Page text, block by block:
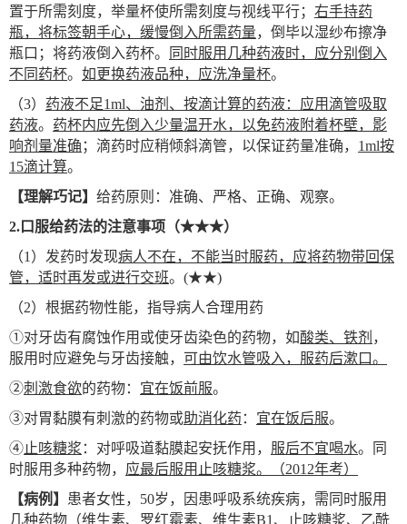
置于所需刻度，举量杯使所需刻度与视线平行； 右手持药
瓶，将标签朝手心，缓慢倒入所需药量，倒毕以湿纱布擦净
瓶口；将药液倒入药杯。
同时服用几种药液时，应分别倒入
不同药杯。 如更换药液品种，应洗净量杯。
（3） 药液不足1ml、油剂、按滴计算的药液：应用滴管吸取
药液。 药杯内应先倒入少量温开水，以免药液附着杯壁，影
响剂量准确 ；滴药时应稍倾斜滴管，以保证药量准确， 1ml按
15滴计算。
【理解巧记】 给药原则：准确、严格、正确、观察。
2. 口服给药法的注意事项（★★★）
（1） 发药时发现病人不在，不能当时服药，应将药物带回保
管，适时再发或进行交班。(★★)
（2）根据药物性能，指导病人合理用药
①对牙齿有腐蚀作用或使牙齿染色的药物，如酸类、铁剂 ，
服用时应避免与牙齿接触， 可由饮水管吸入，服药后漱口。
②刺激食欲的药物： 宜在饭前服。
③对胃黏膜有刺激的药物或助消化药 ： 宜在饭后服。
④止咳糖浆 ：对呼吸道黏膜起安抚作用， 服后不宜喝水。同
时服用多种药物， 应最后服用止咳糖浆。（2012年考）
【病例】
患者女性，50岁，因患呼吸系统疾病，需同时服用
几种药物（维生素、罗红霉素、维生素B1、止咳糖浆、乙酰